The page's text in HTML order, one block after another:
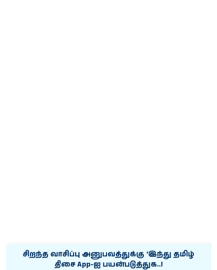
சிறந்த வாசிப்பு அனுபவத்துக்கு ‘இந்து தமிழ்
திசை App-ஐ பயன்படுத்துக..!